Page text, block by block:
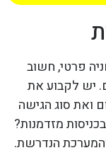
פרטי, חשוב
יש לקבוע את
ואת סוג הגישה
מזדמנות?
הנדרשת.